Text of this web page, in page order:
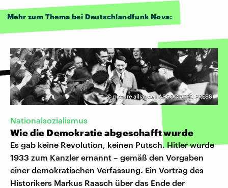
Mehr zum Thema bei Deutschlandfunk Nova:
©picture alliance I ASSOCIATED PRESS
Nationalsozialismus
Wie die Demokratie abgeschafft wurde
Es gab keine Revolution, keinen Putsch. Hitler wurde
1933 zum Kanzler ernannt – gemäß den Vorgaben
einer demokratischen Verfassung. Ein Vortrag des
Historikers Markus Raasch über das Ende der